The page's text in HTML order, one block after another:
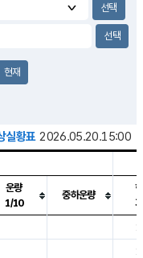
현재
실황표 2026.05.20.15:00
바람, 기압등을 안내한 표입
운량
1/10
중하운량